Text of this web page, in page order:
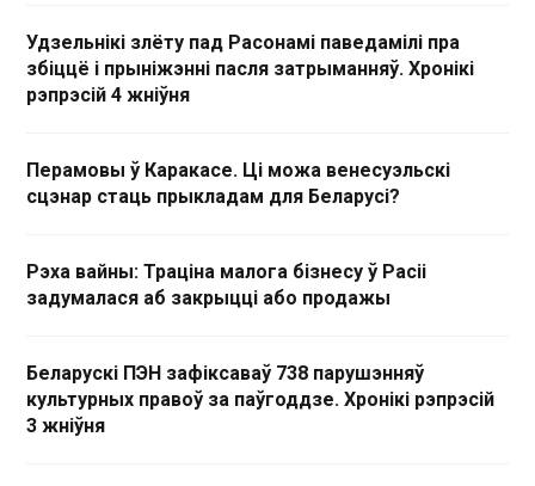
Удзельнікі злёту пад Расонамі паведамілі пра
збіццё і прыніжэнні пасля затрыманняў. Хронікі
рэпрэсій 4 жніўня
Перамовы ў Каракасе. Ці можа венесуэльскі
сцэнар стаць прыкладам для Беларусі?
Рэха вайны: Траціна малога бізнесу ў Расіі
задумалася аб закрыцці або продажы
Беларускі ПЭН зафіксаваў 738 парушэнняў
культурных правоў за паўгоддзе. Хронікі рэпрэсій
3 жніўня